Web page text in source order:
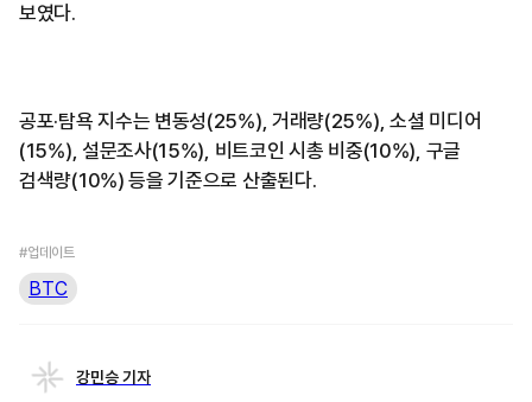
보였다.
공포·탐욕 지수는 변동성(25%), 거래량(25%), 소셜 미디어
(15%), 설문조사(15%), 비트코인 시총 비중(10%), 구글
검색량(10%) 등을 기준으로 산출된다.
#업데이트
BTC
강민승 기자